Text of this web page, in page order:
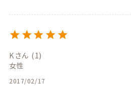
K 1
女性
2017/02/17